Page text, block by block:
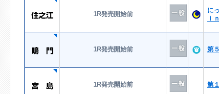
1R発売開始前
に
ｉ
1R発売開始前 第
1R発売開始前 第